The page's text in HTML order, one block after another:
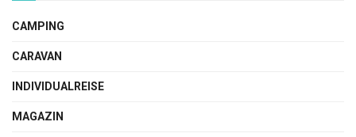
CAMPING
CARAVAN
INDIVIDUALREISE
MAGAZIN